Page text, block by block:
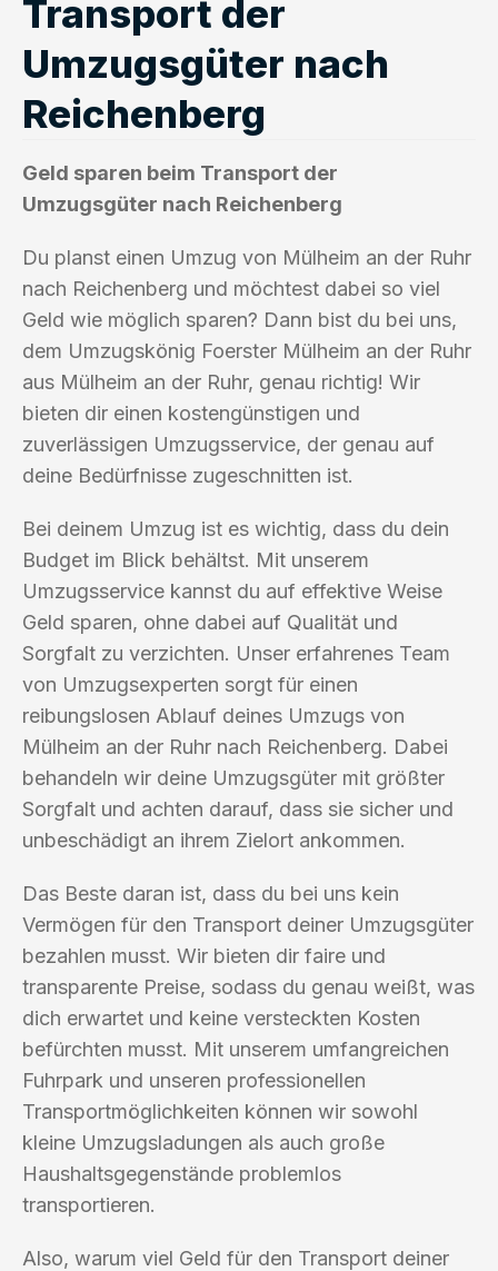
Transport der
Umzugsgüter nach
Reichenberg
Geld sparen beim Transport der
Umzugsgüter nach Reichenberg
Du planst einen Umzug von Mülheim an der Ruhr
nach Reichenberg und möchtest dabei so viel
Geld wie möglich sparen? Dann bist du bei uns,
dem Umzugskönig Foerster Mülheim an der Ruhr
aus Mülheim an der Ruhr, genau richtig! Wir
bieten dir einen kostengünstigen und
zuverlässigen Umzugsservice, der genau auf
deine Bedürfnisse zugeschnitten ist.
Bei deinem Umzug ist es wichtig, dass du dein
Budget im Blick behältst. Mit unserem
Umzugsservice kannst du auf effektive Weise
Geld sparen, ohne dabei auf Qualität und
Sorgfalt zu verzichten. Unser erfahrenes Team
von Umzugsexperten sorgt für einen
reibungslosen Ablauf deines Umzugs von
Mülheim an der Ruhr nach Reichenberg. Dabei
behandeln wir deine Umzugsgüter mit größter
Sorgfalt und achten darauf, dass sie sicher und
unbeschädigt an ihrem Zielort ankommen.
Das Beste daran ist, dass du bei uns kein
Vermögen für den Transport deiner Umzugsgüter
bezahlen musst. Wir bieten dir faire und
transparente Preise, sodass du genau weißt, was
dich erwartet und keine versteckten Kosten
befürchten musst. Mit unserem umfangreichen
Fuhrpark und unseren professionellen
Transportmöglichkeiten können wir sowohl
kleine Umzugsladungen als auch große
Haushaltsgegenstände problemlos
transportieren.
Also, warum viel Geld für den Transport deiner